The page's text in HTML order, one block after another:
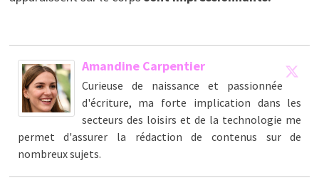
Amandine Carpentier
Curieuse de naissance et passionnée
d'écriture, ma forte implication dans les
secteurs des loisirs et de la technologie me
permet d'assurer la rédaction de contenus sur de
nombreux sujets.